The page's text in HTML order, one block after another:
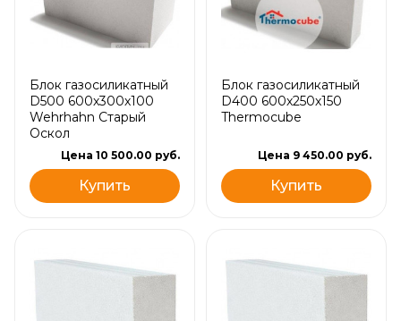
Блок газосиликатный
D500 600х300х100
Wehrhahn Старый
Оскол
Цена 10 500.00 руб.
Купить
Блок газосиликатный
D400 600х250х150
Thermocube
Цена 9 450.00 руб.
Купить